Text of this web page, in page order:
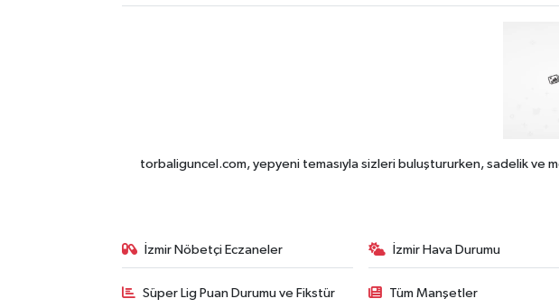
torbaliguncel.com, yepyeni temasıyla sizleri buluştururken, sadelik ve
İzmir Nöbetçi Eczaneler İzmir Hava Durumu
Süper Lig Puan Durumu ve Fikstür Tüm Manşetler